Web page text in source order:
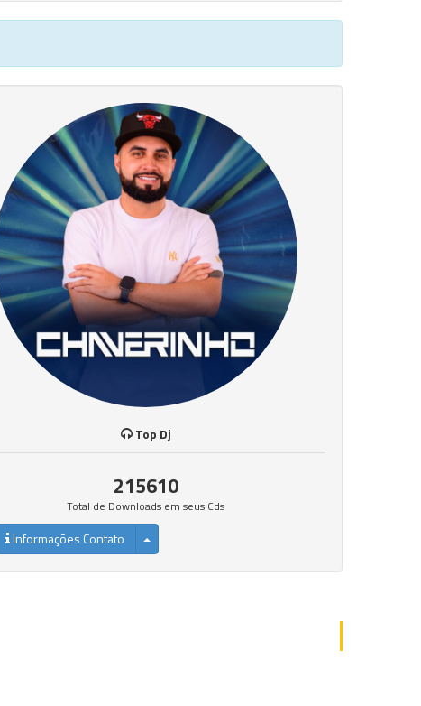
Top Dj
215610
Total de Downloads em seus Cds
Informações Contato